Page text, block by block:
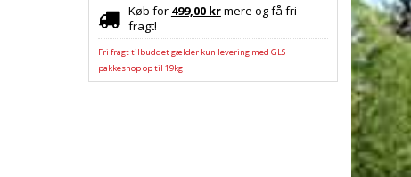
Køb for 499,00 krmere og få fri
fragt!
Fri fragt tilbuddet gælder kun levering med GLS
pakkeshop op til 19kg